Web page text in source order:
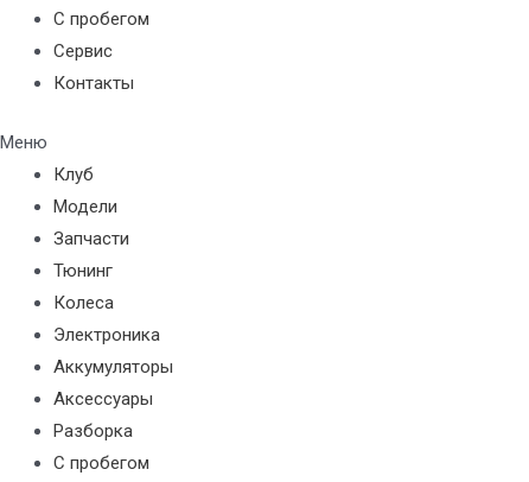
С пробегом
Сервис
Контакты
Меню
Клуб
Модели
Запчасти
Тюнинг
Колеса
Электроника
Аккумуляторы
Аксессуары
Разборка
С пробегом